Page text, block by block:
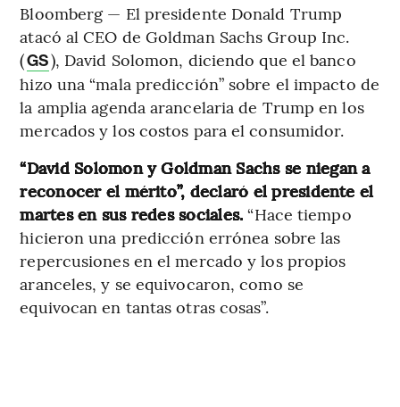
Bloomberg — El presidente Donald Trump
atacó al CEO de Goldman Sachs Group Inc.
(GS), David Solomon, diciendo que el banco
hizo una “mala predicción” sobre el impacto de
la amplia agenda arancelaria de Trump en los
mercados y los costos para el consumidor.
“David Solomon y Goldman Sachs se niegan a
reconocer el mérito”, declaró el presidente el
martes en sus redes sociales. “Hace tiempo
hicieron una predicción errónea sobre las
repercusiones en el mercado y los propios
aranceles, y se equivocaron, como se
equivocan en tantas otras cosas”.